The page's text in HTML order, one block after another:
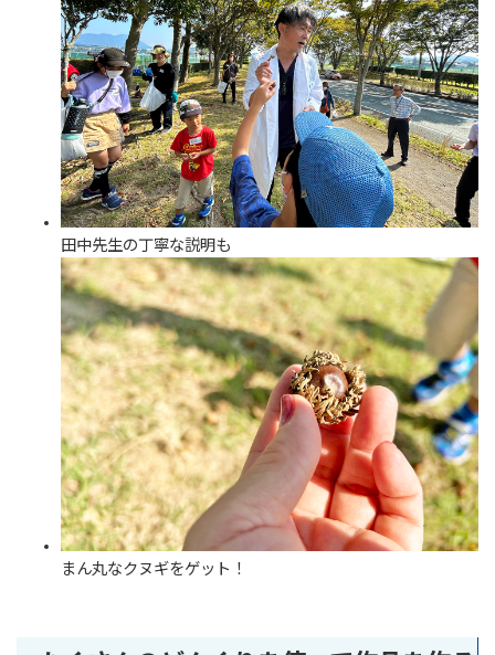
田中先生の丁寧な説明も
まん丸なクヌギをゲット！